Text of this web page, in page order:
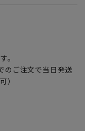
。
のご注文で当日発送
）